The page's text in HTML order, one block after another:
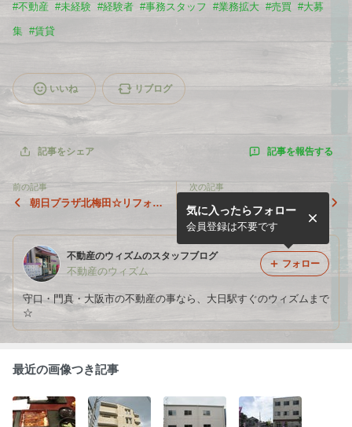
#不動産 #未経験 #経験者 #事務スタッフ #業務拡大 #売買 #大募
集 #賃貸
いいね リブログ
記事をシェア 記事を報告する
前の記事
朝日プラザ北梅田☆リフォー
次の記事
弊社管理物件☆ジェントリー
ズ岡田☆
不動産のウィズムのスタッフブログ
不動産のウィズム
守口・門真・大阪市の不動産の事なら、大日駅すぐのウィズムまで
☆
気に入ったらフォロー
会員登録は不要です
フォロー
最近の画像つき記事